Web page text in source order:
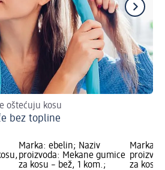
oštećuju kosu
bez topline
Marka: ebelin; Naziv
proizvoda: Mekane gumice
za kosu – bež, 1 kom.;
Marka:
za kosu